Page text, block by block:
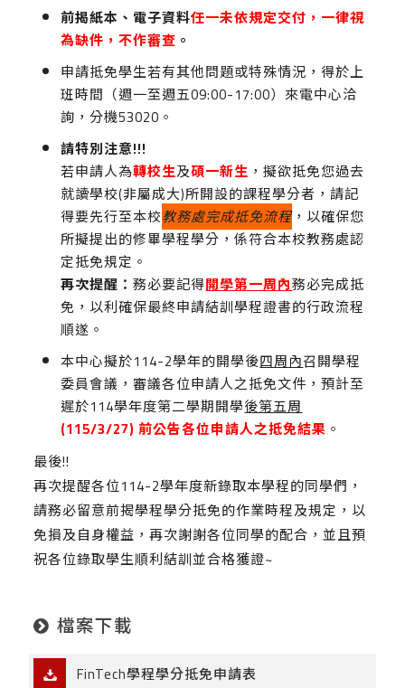
前揭紙本、電子資料任一未依規定交付 ，一律視
為缺件 ，不作審查 。
申請抵免學生若有其他問題或特殊情況，得於上
班時間（週一至週五09:00-17:00）來電中心洽
詢，分機53020。
請特別注意!!!
若申請人為轉校生及碩一新生 ，擬欲抵免您過去
就讀學校(非屬成大)所開設的課程學分者，請記
得要先行至本校教務處完成抵免流程，以確保您
所擬提出的修畢學程學分，係符合本校教務處認
定抵免規定。
再次提醒：務必要記得開學第一周內務必完成抵
免，以利確保最終申請結訓學程證書的行政流程
順遂。
本中心擬於114-2學年的開學後四周內召開學程
委員會議，審議各位申請人之抵免文件，預計至
遲於114學年度第二學期開學後第五周
(115/3/27) 前公告各位申請人之抵免結果 。
最後!!
再次提醒各位114-2學年度新錄取本學程的同學們，
請務必留意前揭學程學分抵免的作業時程及規定，以
免損及自身權益，再次謝謝各位同學的配合，並且預
祝各位錄取學生順利結訓並合格獲證~
檔案下載
FinTech學程學分抵免申請表